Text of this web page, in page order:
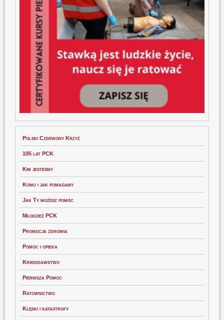
Polski Czerwony Krzyż
105 lat PCK
Kim jesteśmy
Komu i jak pomagamy
Jak Ty możesz pomóc
Młodzież PCK
Promocja zdrowia
Pomoc i opieka
Krwiodawstwo
Pierwsza Pomoc
Ratownictwo
Klęski i katastrofy